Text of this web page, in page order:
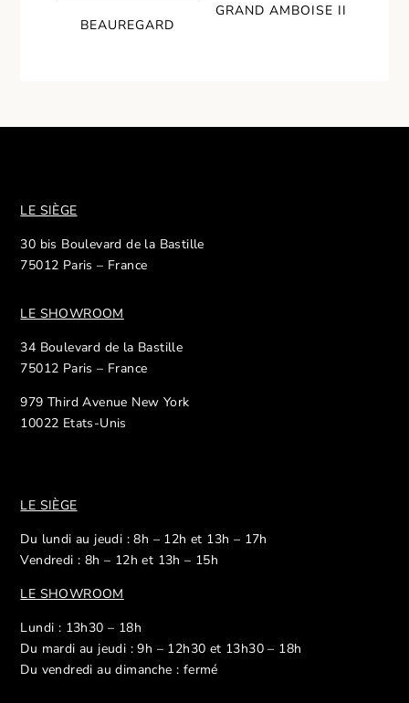
BEAUREGARD
GRAND AMBOISE II
LE SIÈGE
30 bis Boulevard de la Bastille
75012 Paris – France
LE SHOWROOM
34 Boulevard de la Bastille
75012 Paris – France
979 Third Avenue New York
10022 Etats-Unis
LE SIÈGE
Du lundi au jeudi : 8h – 12h et 13h – 17h
Vendredi : 8h – 12h et 13h – 15h
LE SHOWROOM
Lundi : 13h30 – 18h
Du mardi au jeudi : 9h – 12h30 et 13h30 – 18h
Du vendredi au dimanche : fermé